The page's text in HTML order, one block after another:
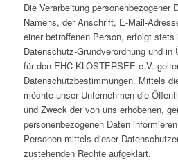
Die Verarbeitung personenbezogener
Namens, der Anschrift, E-Mail-
einer betroffenen Person, erfolgt
Datenschutz-Grundverordnung und in
für den EHC KLOSTERSEE e.V.
Datenschutzbestimmungen. Mittels
möchte unser Unternehmen die
und Zweck der von uns erhobenen,
personenbezogenen Daten
Personen mittels dieser
zustehenden Rechte aufgeklärt.